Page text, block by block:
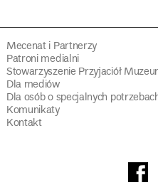
Mecenat i Partnerzy
Patroni medialni
Stowarzyszenie Przyjaciół
Dla mediów
Dla osób o specjalnych
Komunikaty
Kontakt